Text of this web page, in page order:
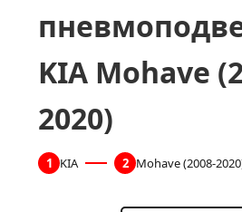
KIA Mohave
2020)
1 KIA 2 Mohave (2008-